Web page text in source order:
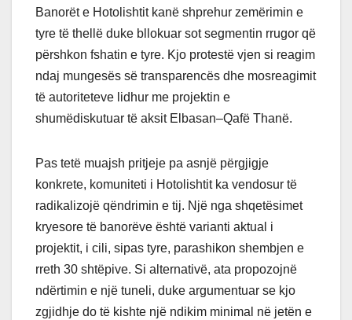
Banorët e Hotolishtit kanë shprehur zemërimin e
tyre të thellë duke bllokuar sot segmentin rrugor që
përshkon fshatin e tyre. Kjo protestë vjen si reagim
ndaj mungesës së transparencës dhe mosreagimit
të autoriteteve lidhur me projektin e
shumëdiskutuar të aksit Elbasan–Qafë Thanë.
Pas tetë muajsh pritjeje pa asnjë përgjigje
konkrete, komuniteti i Hotolishtit ka vendosur të
radikalizojë qëndrimin e tij. Një nga shqetësimet
kryesore të banorëve është varianti aktual i
projektit, i cili, sipas tyre, parashikon shembjen e
rreth 30 shtëpive. Si alternativë, ata propozojnë
ndërtimin e një tuneli, duke argumentuar se kjo
zgjidhje do të kishte një ndikim minimal në jetën e